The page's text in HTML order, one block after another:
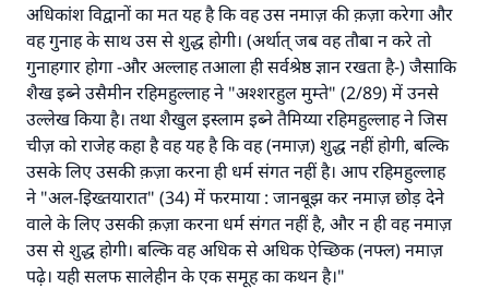
अधिकांश विद्वानों का मत यह है कि वह उस नमाज़ की क़ज़ा करेगा और
वह गुनाह के साथ उस से शुद्ध होगी। (अर्थात् जब वह तौबा न करे तो
गुनाहगार होगा -और अल्लाह तआला ही सर्वश्रेष्ठ ज्ञान रखता है-) जैसाकि
शैख इब्ने उसैमीन रहिमहुल्लाह ने "अश्शरहुल मुम्ते" (2/89) में उनसे
उल्लेख किया है। तथा शैखुल इस्लाम इब्ने तैमिय्या रहिमहुल्लाह ने जिस
चीज़ को राजेह कहा है वह यह है कि वह (नमाज़) शुद्ध नहीं होगी, बल्कि
उसके लिए उसकी क़ज़ा करना ही धर्म संगत नहीं है। आप रहिमहुल्लाह
ने "अल-इिख्तयारात" (34) में फरमाया : जानबूझ कर नमाज़ छोड़ देने
वाले के लिए उसकी क़ज़ा करना धर्म संगत नहीं है, और न ही वह नमाज़
उस से शुद्ध होगी। बल्कि वह अधिक से अधिक ऐच्छिक (नफ्ल) नमाज़
पढ़े। यही सलफ सालेहीन के एक समूह का कथन है।"